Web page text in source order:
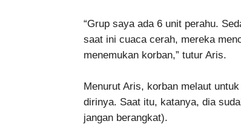
“Grup saya ada 6 unit perahu.
saat ini cuaca cerah, mereka
menemukan korban,” tutur Aris.
Menurut Aris, korban melaut
dirinya. Saat itu, katanya, dia
jangan berangkat).